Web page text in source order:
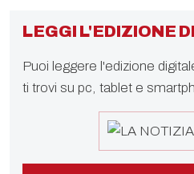
LEGGI L'EDIZIONE
Puoi leggere l'edizione
ti trovi su pc, tablet e